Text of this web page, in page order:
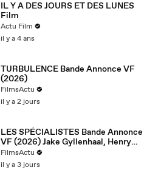
IL Y A DES JOURS ET DES LUNES
Film
Actu Film
il y a 4 ans
TURBULENCE Bande Annonce VF
(2026)
FilmsActu
il y a 2 jours
LES SPÉCIALISTES Bande Annonce
VF (2026) Jake Gyllenhaal, Henry
Cavill
FilmsActu
il y a 3 jours